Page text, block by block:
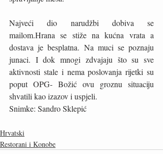
Najveći dio narudžbi dobiva se
mailom.Hrana se stiže na kućna vrata a
dostava je besplatna. Na muci se poznaju
junaci. I dok mnogi zdvajaju što su sve
aktivnosti stale i nema poslovanja rijetki su
poput OPG- Božić ovu groznu situaciju
shvatili kao izazov i uspjeli.
Snimke: Sandro Sklepić
Hrvatski
Restorani i Konobe